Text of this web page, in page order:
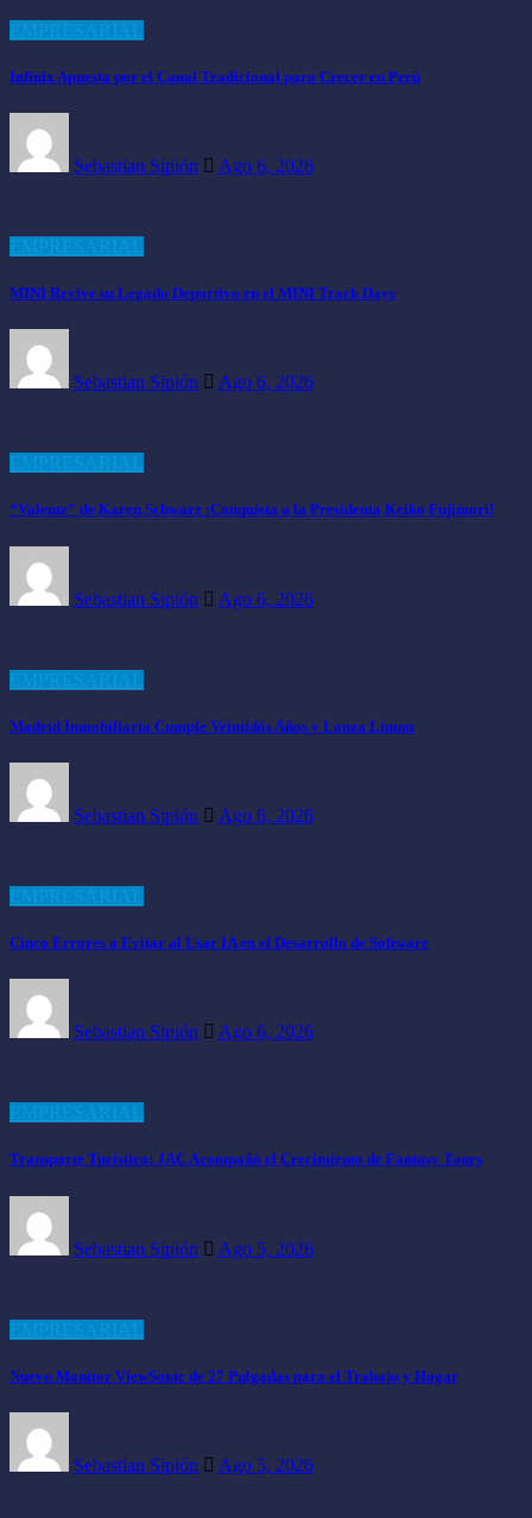
Infinix Apuesta por el Canal Tradicional para Crecer en Perú
Sebastian Sipión Ago 6, 2026
MINI Revive su Legado Deportivo en el MINI Track Days
Sebastian Sipión Ago 6, 2026
“Valente” de Karen Schwarz ¡Conquista a la Presidenta Keiko Fujimori!
Sebastian Sipión Ago 6, 2026
Madrid Inmobiliaria Cumple Veintidós Años y Lanza Linum
Sebastian Sipión Ago 6, 2026
Cinco Errores a Evitar al Usar IA en el Desarrollo de Software
Sebastian Sipión Ago 6, 2026
Transporte Turístico: JAC Acompañó el Crecimiento de Fantasy Tours
Sebastian Sipión Ago 5, 2026
Nuevo Monitor ViewSonic de 27 Pulgadas para el Trabajo y Hogar
Sebastian Sipión Ago 5, 2026